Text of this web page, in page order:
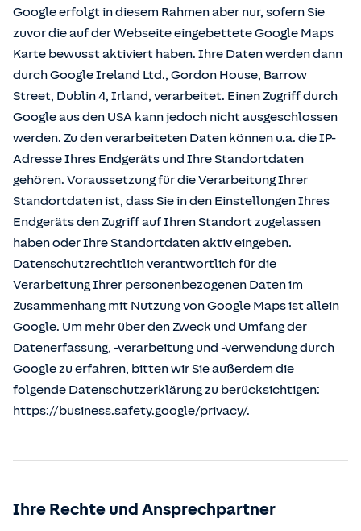
Google erfolgt in diesem Rahmen aber nur, sofern Sie
zuvor die auf der Webseite eingebettete Google Maps
Karte bewusst aktiviert haben. Ihre Daten werden dann
durch Google Ireland Ltd., Gordon House, Barrow
Street, Dublin 4, Irland, verarbeitet. Einen Zugriff durch
Google aus den USA kann jedoch nicht ausgeschlossen
werden. Zu den verarbeiteten Daten können u.a. die IP-
Adresse Ihres Endgeräts und Ihre Standortdaten
gehören. Voraussetzung für die Verarbeitung Ihrer
Standortdaten ist, dass Sie in den Einstellungen Ihres
Endgeräts den Zugriff auf Ihren Standort zugelassen
haben oder Ihre Standortdaten aktiv eingeben.
Datenschutzrechtlich verantwortlich für die
Verarbeitung Ihrer personenbezogenen Daten im
Zusammenhang mit Nutzung von Google Maps ist allein
Google. Um mehr über den Zweck und Umfang der
Datenerfassung, -verarbeitung und -verwendung durch
Google zu erfahren, bitten wir Sie außerdem die
folgende Datenschutzerklärung zu berücksichtigen:
https://business.safety.google/privacy/.
Ihre Rechte und Ansprechpartner